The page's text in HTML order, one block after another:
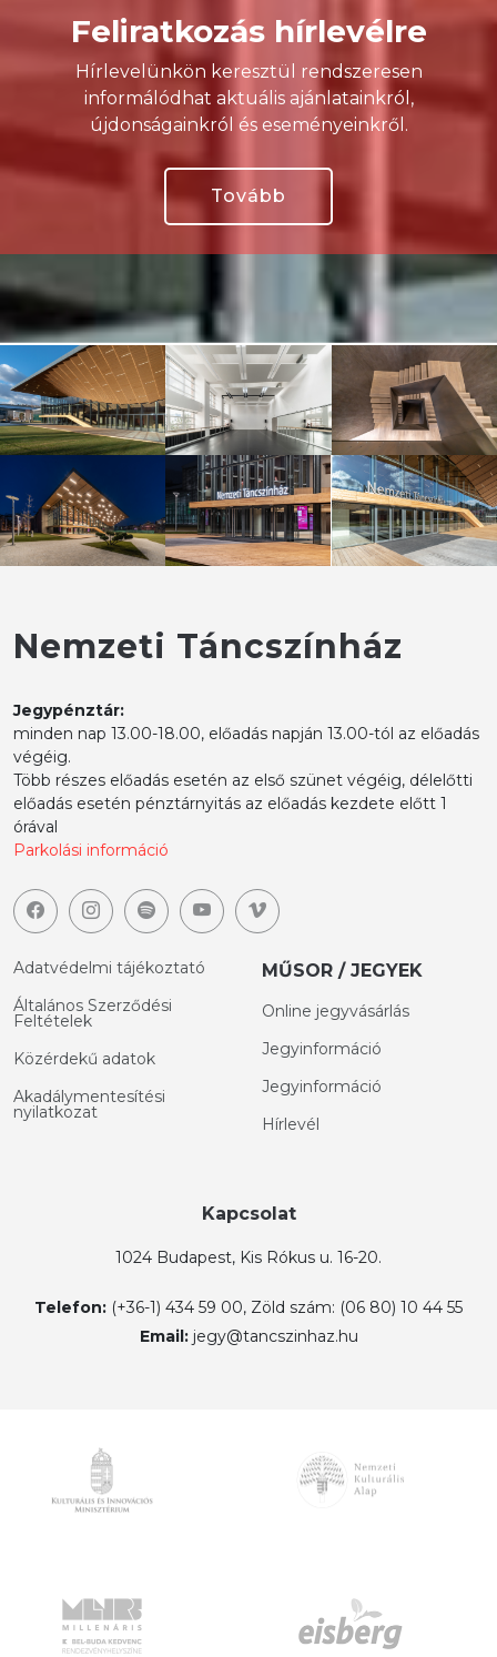
Feliratkozás hírlevélre
Hírlevelünkön keresztül rendszeresen
informálódhat aktuális ajánlatainkról,
újdonságainkról és eseményeinkről.
Tovább
Nemzeti Táncszínház
Jegypénztár:
minden nap 13.00-18.00, előadás napján 13.00-tól az előadás
végéig.
Több részes előadás esetén az első szünet végéig, délelőtti
előadás esetén pénztárnyitás az előadás kezdete előtt 1
órával
Parkolási információ
Adatvédelmi tájékoztató
Általános Szerződési
Feltételek
Közérdekű adatok
Akadálymentesítési
nyilatkozat
MŰSOR / JEGYEK
Online jegyvásárlás
Jegyinformáció
Jegyinformáció
Hírlevél
Kapcsolat
1024 Budapest, Kis Rókus u. 16-20.
Telefon: (+36-1) 434 59 00, Zöld szám: (06 80) 10 44 55
Email: jegy@tancszinhaz.hu